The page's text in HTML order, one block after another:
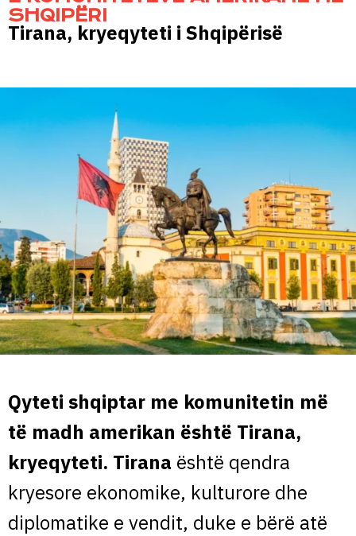
SHQIPËRI
Tirana, kryeqyteti i Shqipërisë
Qyteti shqiptar me komunitetin më
të madh amerikan është Tirana,
kryeqyteti. Tirana është qendra
kryesore ekonomike, kulturore dhe
diplomatike e vendit, duke e bërë atë